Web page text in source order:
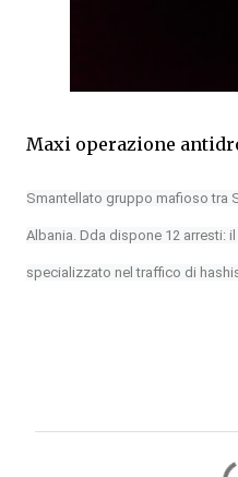
Maxi operazione
Smantellato gruppo mafioso tra
Albania. Dda dispone 12 arresti:
specializzato nel traffico di